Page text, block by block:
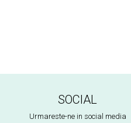
SOCIAL
Urmareste-ne in social media